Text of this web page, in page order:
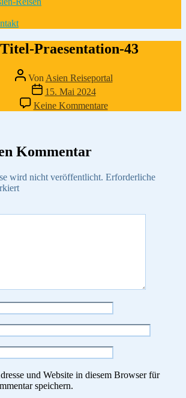
Praesentation-43
Beitragsautor
Von Asien Reiseportal
Veröffentlichungsdatum
15. Mai 2024
Keine Kommentarezu
Kein-
Kommentar
wird nicht veröffentlicht. Erforderliche
und Website in diesem Browser für
speichern.